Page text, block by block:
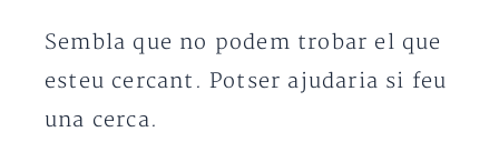
Sembla que no podem trobar el que
esteu cercant. Potser ajudaria si feu
una cerca.